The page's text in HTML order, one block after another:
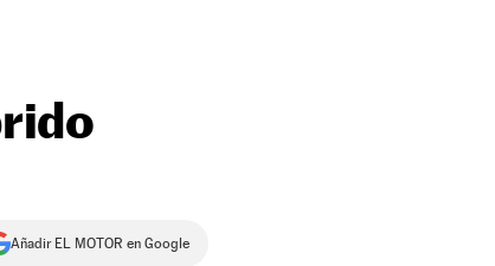
Añadir EL MOTOR en Google